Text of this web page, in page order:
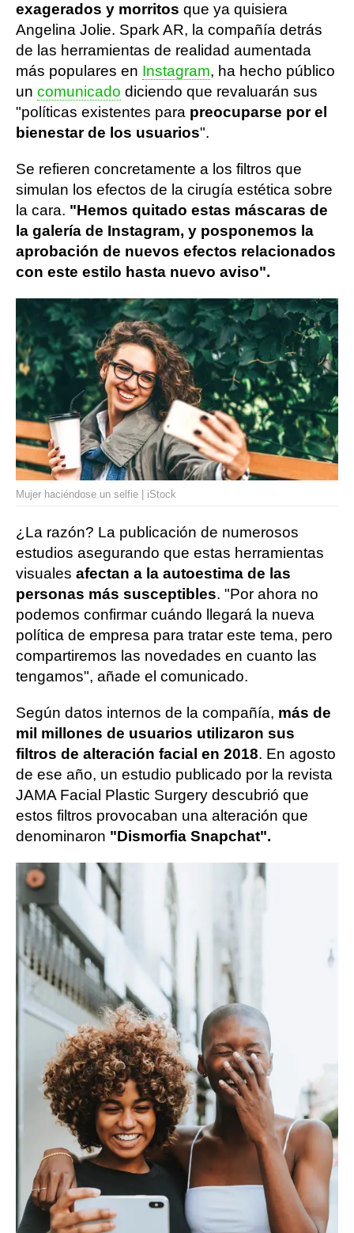
exagerados y morritos que ya quisiera
Angelina Jolie. Spark AR, la compañía detrás
de las herramientas de realidad aumentada
más populares en Instagram, ha hecho público
un comunicado diciendo que revaluarán sus
"políticas existentes para preocuparse por el
bienestar de los usuarios".
Se refieren concretamente a los filtros que
simulan los efectos de la cirugía estética sobre
la cara. "Hemos quitado estas máscaras de
la galería de Instagram, y posponemos la
aprobación de nuevos efectos relacionados
con este estilo hasta nuevo aviso".
Mujer haciéndose un selfie | iStock
¿La razón? La publicación de numerosos
estudios asegurando que estas herramientas
visuales afectan a la autoestima de las
personas más susceptibles. "Por ahora no
podemos confirmar cuándo llegará la nueva
política de empresa para tratar este tema, pero
compartiremos las novedades en cuanto las
tengamos", añade el comunicado.
Según datos internos de la compañía, más de
mil millones de usuarios utilizaron sus
filtros de alteración facial en 2018. En agosto
de ese año, un estudio publicado por la revista
JAMA Facial Plastic Surgery descubrió que
estos filtros provocaban una alteración que
denominaron "Dismorfia Snapchat".